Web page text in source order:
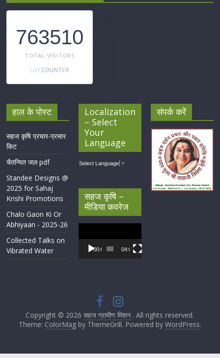
763510
TOTAL VISITORS
हाल के पोस्ट
सहज कृषि प्रचार-प्रसार
किट
चैतन्यित जल pdf
Standee Designs @
2025 for Sahaj
Krishi Promotions
Chalo Gaon Ki Or
Abhiyaan - 2025-26
Collected Talks on
Vibrated Water
Localization
– Select
Your
Language
Select Language ▼
सहज कृषि –
मीडिया कवरेज
Player
00:00 04:07
संपर्क करें
Copyright © 2026सहज ग्रामीण मिशन . All rights reserved.
Theme: ColorMagby ThemeGrill. Powered by WordPress.